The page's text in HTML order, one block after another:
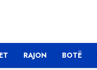
RAJON BOTË